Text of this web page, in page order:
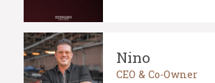
Nino
CEO & Co-Owner